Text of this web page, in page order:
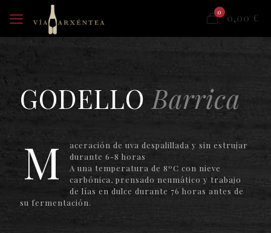
0 0,00 €
GODELLOBarrica
M
aceración de uva despalillada y sin estrujar
durante 6-8 horas
A una temperatura de 8ºC con nieve
carbónica, prensado neumático y trabajo
de lías en dulce durante 76 horas antes de
su fermentación.